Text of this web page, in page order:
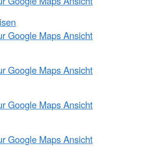
Google Maps Ansicht
Google Maps Ansicht
Google Maps Ansicht
Google Maps Ansicht